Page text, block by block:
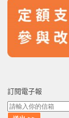
訂閱電子報